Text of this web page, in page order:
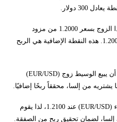
فى الواقع، الوسيط قد اشترى هذا الزوج بسعر 1.2000 من مزود
السيولة ولكنه باعه لإلسا بسعر 1.2001. هذه النقطة الإضافية هي الربح
وعندما تغلق إلسا الصفقة، يمكن أن يبيع الوسيط زوج (EUR/USD)
من إلسا، محققاً ربحًا إضافيًا.
مزود السيولة على استعداد لشراء (EUR/USD) عند 1.2100، لذا يقوم